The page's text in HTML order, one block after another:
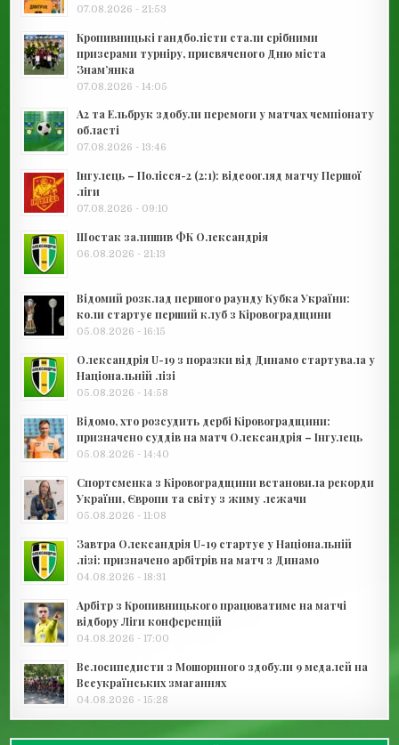
07.08.2026 - 21:53
Кропивницькі гандболісти стали срібними
призерами турніру, присвяченого Дню міста
Знам’янка
07.08.2026 - 14:05
А2 та Ельбрук здобули перемоги у матчах чемпіонату
області
07.08.2026 - 13:46
Інгулець – Полісся-2 (2:1): відеоогляд матчу Першої
ліги
07.08.2026 - 09:10
Шостак залишив ФК Олександрія
06.08.2026 - 21:13
Відомий розклад першого раунду Кубка України:
коли стартує перший клуб з Кіровоградщини
05.08.2026 - 16:15
Олександрія U-19 з поразки від Динамо стартувала у
Національній лізі
05.08.2026 - 14:58
Відомо, хто розсудить дербі Кіровоградщини:
призначено суддів на матч Олександрія – Інгулець
05.08.2026 - 14:40
Спортсменка з Кіровоградщини встановила рекорди
України, Європи та світу з жиму лежачи
05.08.2026 - 11:08
Завтра Олександрія U-19 стартує у Національній
лізі: призначено арбітрів на матч з Динамо
04.08.2026 - 18:31
Арбітр з Кропивницького працюватиме на матчі
відбору Ліги конференцій
04.08.2026 - 17:00
Велосипедисти з Мошориного здобули 9 медалей на
Всеукраїнських змаганнях
04.08.2026 - 15:28